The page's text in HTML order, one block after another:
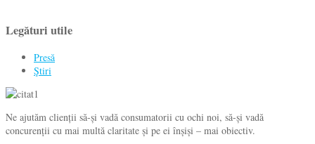
Legături utile
Presă
Ştiri
Ne ajutăm clienții să-și vadă consumatorii cu ochi noi, să-și vadă
concurenții cu mai multă claritate și pe ei înșiși – mai obiectiv.